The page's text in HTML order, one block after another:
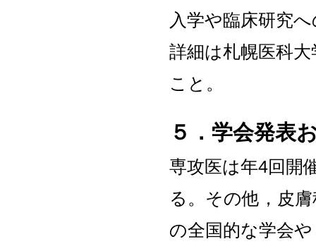
入学や臨床研究
詳細は札幌医科
こと。
５．学会発表
専攻医は年4回開
る。その他，皮
の全国的な学会